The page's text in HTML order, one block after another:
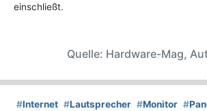
einschließt.
Quelle: Hardware-Mag,
#Internet #Lautsprecher #Monitor #